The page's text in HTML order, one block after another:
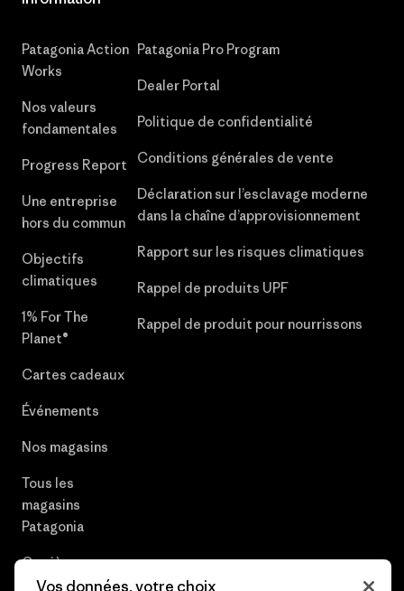
Patagonia Action
Works
Nos valeurs
fondamentales
Progress Report
Une entreprise
hors du commun
Objectifs
climatiques
1% For The
Planet®
Cartes cadeaux
Événements
Nos magasins
Tous les
magasins
Patagonia
Carrières
Patagonia Pro Program
Dealer Portal
Politique de confidentialité
Conditions générales de vente
Déclaration sur l’esclavage moderne
dans la chaîne d’approvisionnement
Rapport sur les risques climatiques
Rappel de produits UPF
Rappel de produit pour nourrissons
Vos données, votre choix